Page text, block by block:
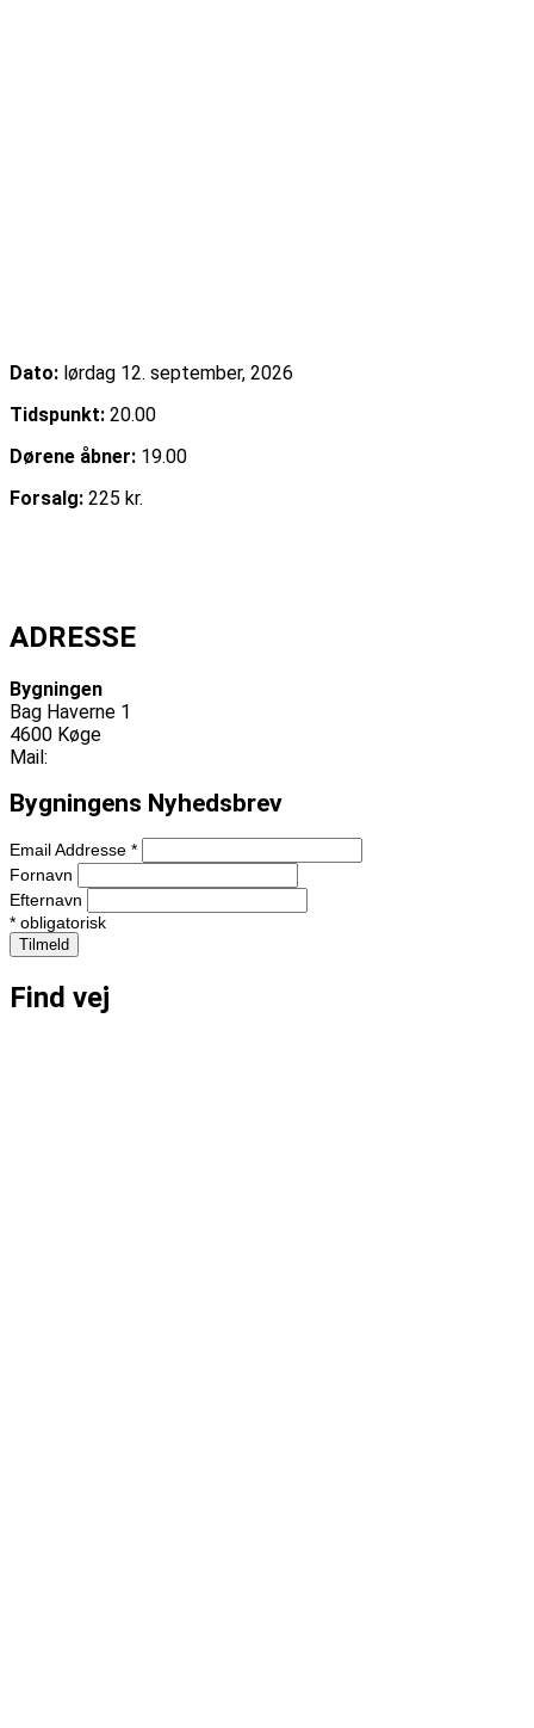
Dato: lørdag 12. september, 2026
Tidspunkt: 20.00
Dørene åbner: 19.00
Forsalg: 225 kr.
ADRESSE
Bygningen
Bag Haverne 1
4600 Køge
Mail:
Bygningens Nyhedsbrev
Email Addresse *
Fornavn
Efternavn
* obligatorisk
Find vej